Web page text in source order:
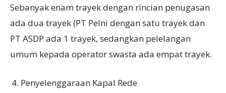
Sebanyak enam trayek dengan rincian penugasan
ada dua trayek (PT Pelni dengan satu trayek dan
PT ASDP ada 1 trayek, sedangkan pelelangan
umum kepada operator swasta ada empat trayek.
Penyelenggaraan Kapal Rede